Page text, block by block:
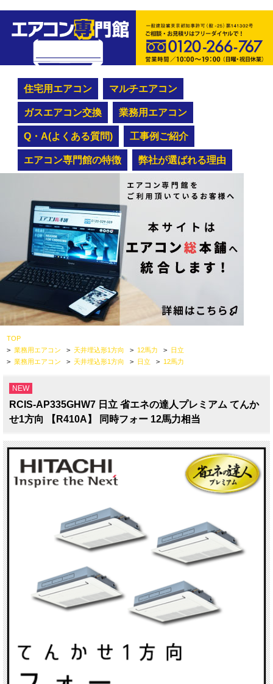
住宅用エアコン マルチエアコン
ガスエアコン交換 業務用エアコン
Q・A(よくある質問) 工事例ご紹介
エアコン専門館の特徴 弊社が選ばれる理由
TOP
> 業務用エアコン > 天井埋込形1方向 > 12馬力 > 日立
> 業務用エアコン > 天井埋込形1方向 > 日立 > 12馬力
NEW
RCIS-AP335GHW7 日立 省エネの達人プレミアム てんか
せ1方向 【R410A】 同時フォー 12馬力相当